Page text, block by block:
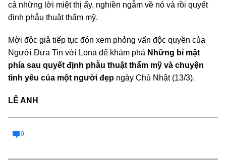
cả những lời miệt thị ấy, nghiền ngẫm về nó và rồi quyết
định phẫu thuật thẩm mỹ.
Mời độc giả tiếp tục đón xem phỏng vấn độc quyền của
Người Đưa Tin với Lona để khám phá Những bí mật
phía sau quyết định phẫu thuật thẩm mỹ và chuyện
tình yêu của một người đẹp ngày Chủ Nhật (13/3).
LÊ ANH
0